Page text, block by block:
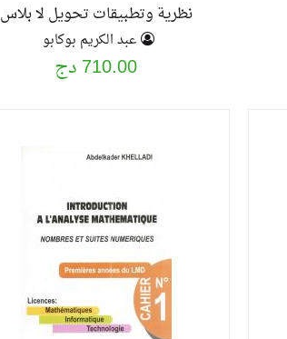
نظرية وتطبيقات تحويل لا بلاس
عبد الكريم بوكابو
710.00 دج